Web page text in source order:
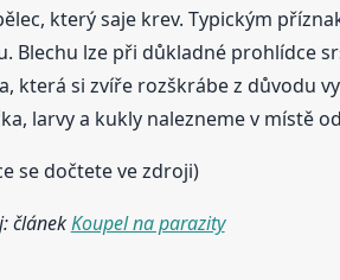
který saje krev. Typickým
Blechu lze při důkladné prohlídce
která si zvíře rozškrábe z důvodu
larvy a kukly nalezneme v místě
se dočtete ve zdroji)
článekKoupel na parazity